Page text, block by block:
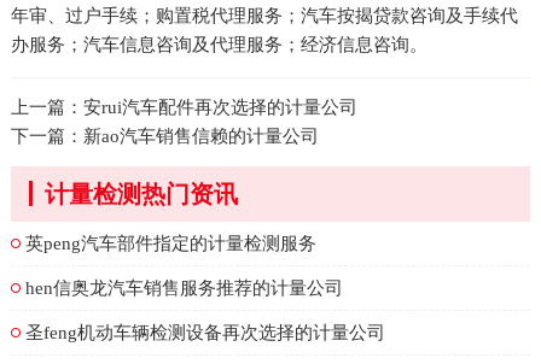
年审、过户手续；购置税代理服务；汽车按揭贷款咨询及手续代
办服务；汽车信息咨询及代理服务；经济信息咨询。
上一篇： 安rui汽车配件再次选择的计量公司
下一篇： 新ao汽车销售信赖的计量公司
计量检测热门资讯
英peng汽车部件指定的计量检测服务
hen信奥龙汽车销售服务推荐的计量公司
圣feng机动车辆检测设备再次选择的计量公司